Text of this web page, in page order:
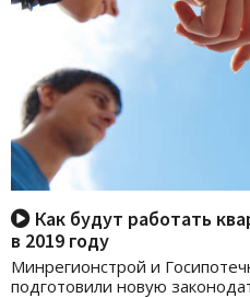
Как будут работать
в 2019 году
Минрегионстрой и
подготовили новую